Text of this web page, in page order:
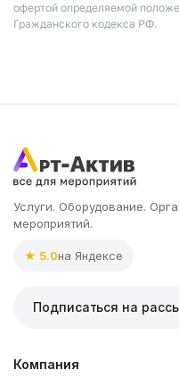
офертой определяемой
Гражданского кодекса РФ.
Услуги. Оборудование.
мероприятий.
★ 5.0на Яндексе
Подписаться на
Компания